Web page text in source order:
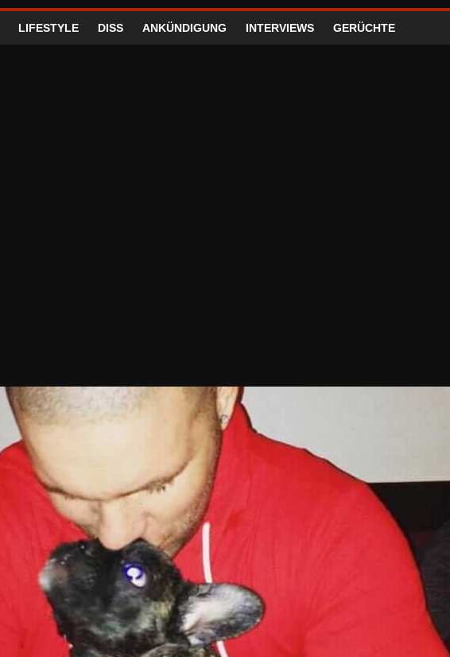
LIFESTYLE DISS ANKÜNDIGUNG INTERVIEWS GERÜCHTE